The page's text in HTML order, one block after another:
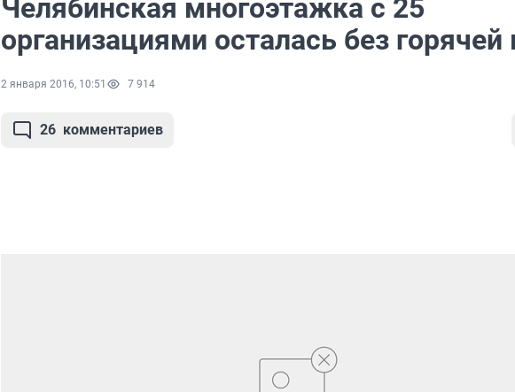
Челябинская многоэтажка с 25
организациями осталась без
2 января 2016, 10:51 7 914
26 комментариев